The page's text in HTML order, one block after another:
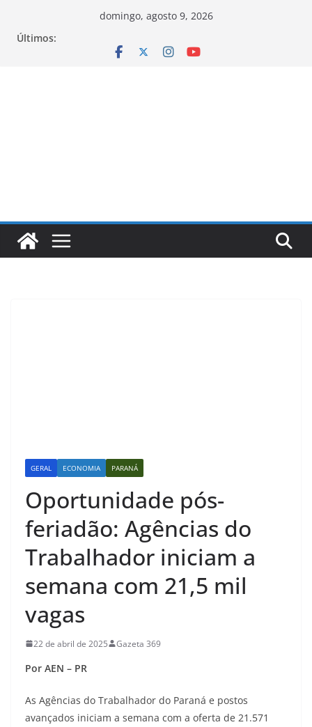
domingo, agosto 9, 2026
Últimos:
GERAL ECONOMIA PARANÁ
Oportunidade pós-
feriadão: Agências do
Trabalhador iniciam a
semana com 21,5 mil
vagas
22 de abril de 2025 Gazeta 369
Por AEN – PR
As Agências do Trabalhador do Paraná e postos
avançados iniciam a semana com a oferta de 21.571